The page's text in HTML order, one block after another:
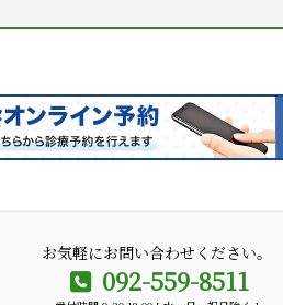
お気軽にお問い合わせください。
092-559-8511